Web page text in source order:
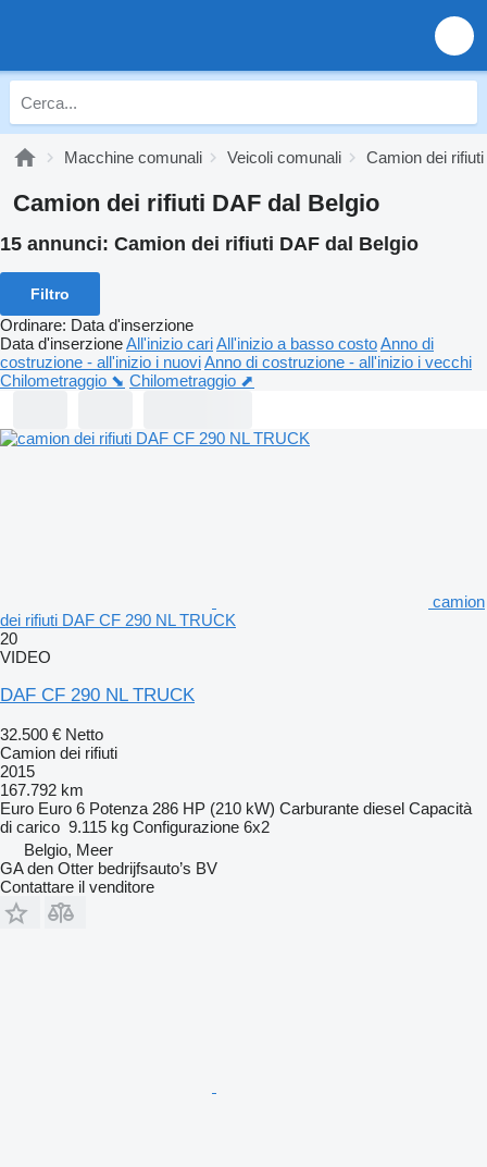
Macchine comunali Veicoli comunali Camion dei rifiuti
Camion dei rifiuti DAF dal Belgio
15 annunci: Camion dei rifiuti DAF dal Belgio
Filtro
Ordinare: Data d'inserzione
Data d'inserzioneAll'inizio cariAll'inizio a basso costoAnno di
costruzione - all'inizio i nuoviAnno di costruzione - all'inizio i vecchi
Chilometraggio ⬊ Chilometraggio ⬈
camion
dei rifiuti DAF CF 290 NL TRUCK
20
VIDEO
DAF CF 290 NL TRUCK
32.500 € Netto
Camion dei rifiuti
2015
167.792 km
Euro Euro 6 Potenza 286 HP (210 kW) Carburante diesel Capacità
di carico 9.115 kg Configurazione 6x2
Belgio, Meer
GA den Otter bedrijfsauto’s BV
Contattare il venditore